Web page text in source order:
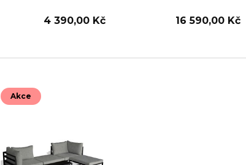
4 390,00 Kč 16 590,00 Kč
Akce